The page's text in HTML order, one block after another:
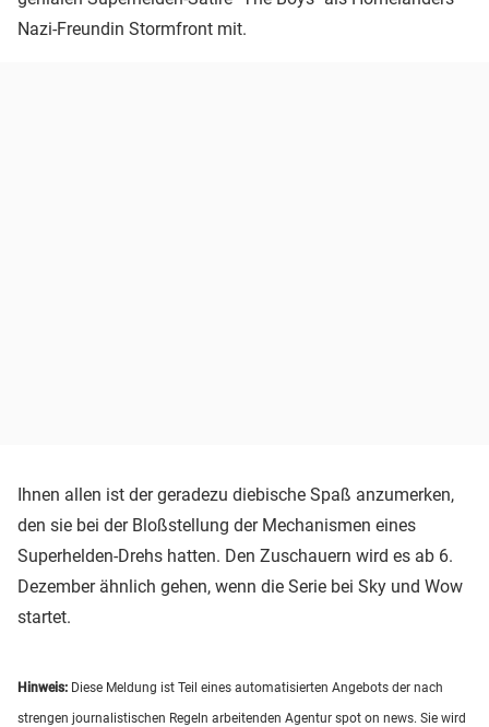
Nazi-Freundin Stormfront mit.
Ihnen allen ist der geradezu diebische Spaß anzumerken,
den sie bei der Bloßstellung der Mechanismen eines
Superhelden-Drehs hatten. Den Zuschauern wird es ab 6.
Dezember ähnlich gehen, wenn die Serie bei Sky und Wow
startet.
Hinweis: Diese Meldung ist Teil eines automatisierten Angebots der nach
strengen journalistischen Regeln arbeitenden Agentur spot on news. Sie wird